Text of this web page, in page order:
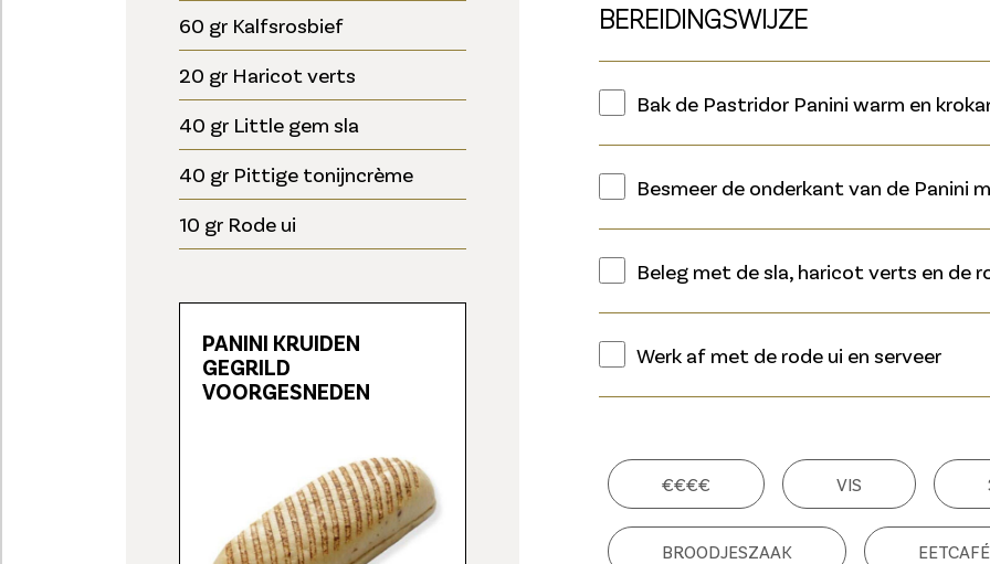
60 gr Kalfsrosbief
20 gr Haricot verts
40 gr Little gem sla
40 gr Pittige tonijncrème
10 gr Rode ui
PANINI KRUIDEN
GEGRILD
VOORGESNEDEN
BEREIDINGSWIJZE
Bak de Pastridor Panini warm en
Besmeer de onderkant van de Panini
Beleg met de sla, haricot verts en de
Werk af met de rode ui en serveer
€€€€ VIS
BROODJESZAAK